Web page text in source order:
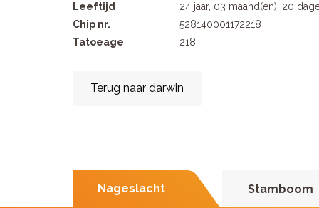
Leeftijd
24 jaar, 03 maand(en), 20
Chip nr.
528140001172218
Tatoeage
218
Terug naar darwin
Nageslacht Stamboom